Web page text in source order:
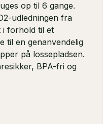
op til 6 gange.
udledningen fra
i forhold til et
til en genanvendelig
på lossepladsen.
BPA-fri og